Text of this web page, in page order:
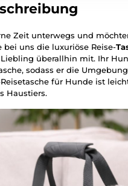
Zeit unterwegs und
bei uns die luxuriöse Reise-
überallhin mit. Ihr
sodass er die
für Hunde ist
Haustiers.